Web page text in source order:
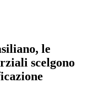
le
scelgono